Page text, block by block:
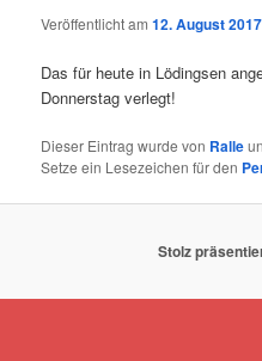
Veröffentlicht am12. August 2017
Das für heute in Lödingsen
Donnerstag verlegt!
Dieser Eintrag wurde von Ralle
Setze ein Lesezeichen für den
Stolz